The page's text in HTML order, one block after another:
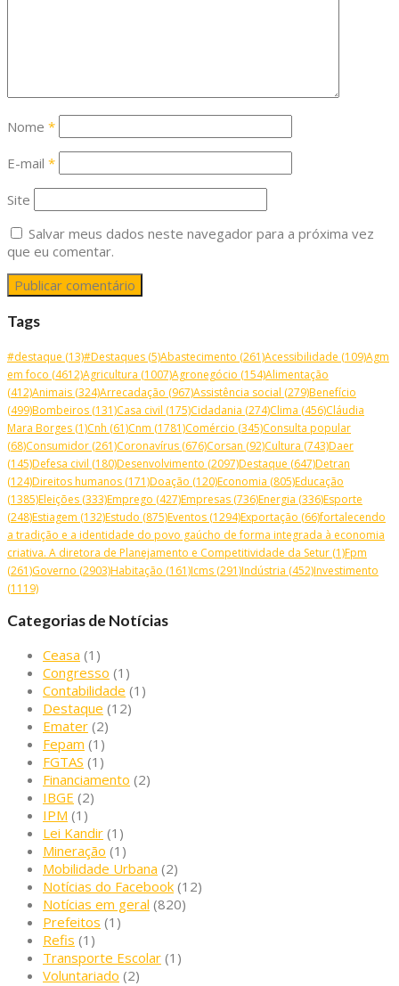
Nome *
E-mail *
Site
Salvar meus dados neste navegador para a próxima vez
que eu comentar.
Tags
#destaque (13)#Destaques (5)Abastecimento (261)Acessibilidade (109)Agm
em foco (4612)Agricultura (1007)Agronegócio (154)Alimentação
(412)Animais (324)Arrecadação (967)Assistência social (279)Benefício
(499)Bombeiros (131)Casa civil (175)Cidadania (274)Clima (456)Cláudia
Mara Borges (1)Cnh (61)Cnm (1781)Comércio (345)Consulta popular
(68)Consumidor (261)Coronavírus (676)Corsan (92)Cultura (743)Daer
(145)Defesa civil (180)Desenvolvimento (2097)Destaque (647)Detran
(124)Direitos humanos (171)Doação (120)Economia (805)Educação
(1385)Eleições (333)Emprego (427)Empresas (736)Energia (336)Esporte
(248)Estiagem (132)Estudo (875)Eventos (1294)Exportação (66)fortalecendo
a tradição e a identidade do povo gaúcho de forma integrada à economia
criativa. A diretora de Planejamento e Competitividade da Setur (1)Fpm
(261)Governo (2903)Habitação (161)Icms (291)Indústria (452)Investimento
(1119)
Categorias de Notícias
Ceasa (1)
Congresso (1)
Contabilidade (1)
Destaque (12)
Emater (2)
Fepam (1)
FGTAS (1)
Financiamento (2)
IBGE (2)
IPM (1)
Lei Kandir (1)
Mineração (1)
Mobilidade Urbana (2)
Notícias do Facebook (12)
Notícias em geral (820)
Prefeitos (1)
Refis (1)
Transporte Escolar (1)
Voluntariado (2)